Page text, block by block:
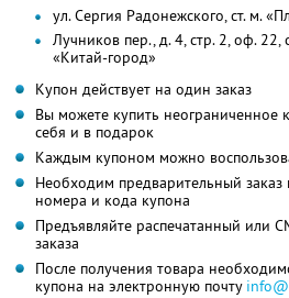
ул. Сергия Радонежского, ст. м.
Лучников пер., д. 4, стр. 2, оф. 22,
«Китай-город»
Купон действует на один заказ
Вы можете купить неограниченное
себя и в подарок
Каждым купоном можно
Необходим предварительный заказ
номера и кода купона
Предъявляйте распечатанный или
заказа
После получения товара
купона на электронную почту